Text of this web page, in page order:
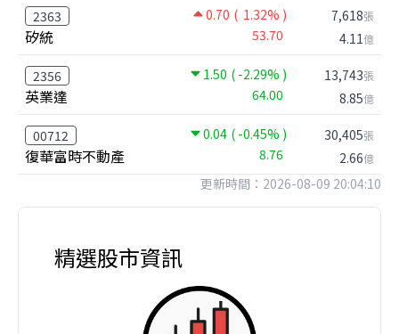
2363 0.70 ( 1.32% )
矽統 53.70
7,618張
4.11億
2356 1.50 ( -2.29% )
英業達 64.00
13,743張
8.85億
00712 0.04 ( -0.45% )
復華富時不動產 8.76
30,405張
2.66億
更新時間：2026-08-09 20:04:10
精選股市資訊